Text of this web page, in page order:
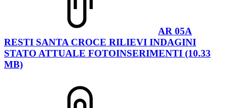
AR 05A
RESTI SANTA CROCE RILIEVI INDAGINI
STATO ATTUALE FOTOINSERIMENTI (10.33
MB)